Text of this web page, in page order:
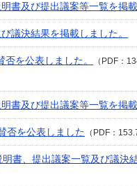
及び提出議案等一覧を掲載
議決結果を掲載しました。
を公表しました。 （PDF：
及び提出議案等一覧を掲載
否を公表しました （PDF：
書、提出議案一覧及び議決